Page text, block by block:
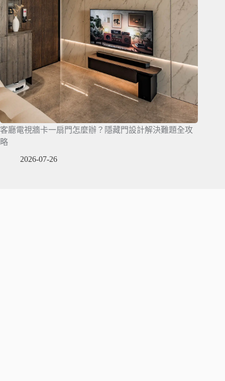
客廳電視牆卡一扇門怎麼辦？隱藏門設計解決難題全攻
略
2026-07-26